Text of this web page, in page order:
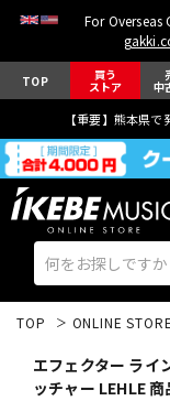
For Overseas
TOP 買う
ストア 中
【重要】熊本県
TOP ONLINE STORE
エフェクター ライ
ッチャー LEHLE